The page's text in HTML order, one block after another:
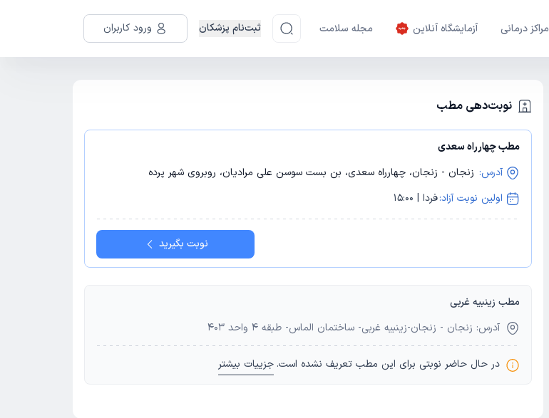
مراکز درمانی آزمایشگاه آنلاین مجله سلامت ثبت‌نام پزشکان ورود کاربران
نوبت‌دهی مطب
مطب چهارراه سعدی
آدرس: زنجان - زنجان، چهارراه سعدی، بن بست سوسن علی مرادیان، روبروی شهر پرده
اولین نوبت آزاد:فردا | 15:00
نوبت بگیرید
مطب زینبیه غربی
آدرس: زنجان - زنجان-زینبیه غربی- ساختمان الماس- طبقه 4 واحد 403
در حال حاضر نوبتی برای این مطب تعریف نشده است. جزییات بیشتر